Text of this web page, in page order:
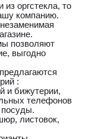
оргстекла, то
компанию.
позволяют
выгодно
:
и бижутерии,
телефонов
посуды.
листовок,